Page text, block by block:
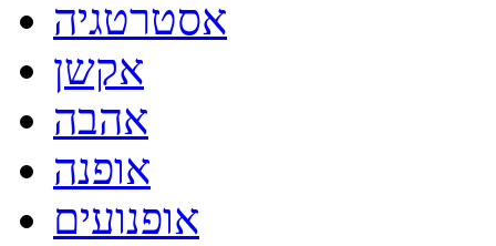
אסטרטגיה
אקשן
אהבה
אופנה
אופנועים